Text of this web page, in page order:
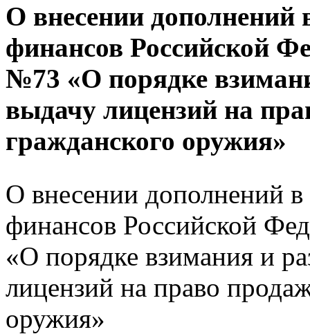
О внесении дополнений
финансов Российской
№73 «О порядке
выдачу лицензий на
гражданского оружия»
О внесении дополнений
финансов Российской
«О порядке взимания и
лицензий на право
оружия»